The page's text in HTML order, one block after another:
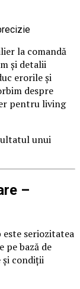
la comandă
și detalii
erorile și
despre
pentru living
unui
–
seriozitatea
pe bază de
și condiții